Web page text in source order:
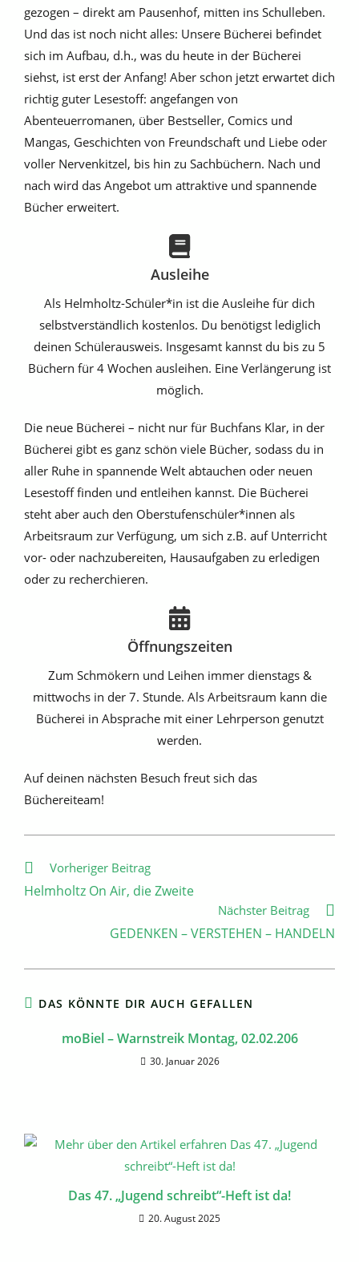
gezogen – direkt am Pausenhof, mitten ins Schulleben.
Und das ist noch nicht alles: Unsere Bücherei befindet
sich im Aufbau, d.h., was du heute in der Bücherei
siehst, ist erst der Anfang! Aber schon jetzt erwartet dich
richtig guter Lesestoff: angefangen von
Abenteuerromanen, über Bestseller, Comics und
Mangas, Geschichten von Freundschaft und Liebe oder
voller Nervenkitzel, bis hin zu Sachbüchern. Nach und
nach wird das Angebot um attraktive und spannende
Bücher erweitert.
Ausleihe
Als Helmholtz-Schüler*in ist die Ausleihe für dich
selbstverständlich kostenlos. Du benötigst lediglich
deinen Schülerausweis. Insgesamt kannst du bis zu 5
Büchern für 4 Wochen ausleihen. Eine Verlängerung ist
möglich.
Die neue Bücherei – nicht nur für Buchfans Klar, in der
Bücherei gibt es ganz schön viele Bücher, sodass du in
aller Ruhe in spannende Welt abtauchen oder neuen
Lesestoff finden und entleihen kannst. Die Bücherei
steht aber auch den Oberstufenschüler*innen als
Arbeitsraum zur Verfügung, um sich z.B. auf Unterricht
vor- oder nachzubereiten, Hausaufgaben zu erledigen
oder zu recherchieren.
Öffnungszeiten
Zum Schmökern und Leihen immer dienstags &
mittwochs in der 7. Stunde. Als Arbeitsraum kann die
Bücherei in Absprache mit einer Lehrperson genutzt
werden.
Auf deinen nächsten Besuch freut sich das
Büchereiteam!
Weitere
Artikel
ansehen
Vorheriger Beitrag
Helmholtz On Air, die Zweite
Nächster Beitrag
GEDENKEN – VERSTEHEN – HANDELN
DAS KÖNNTE DIR AUCH GEFALLEN
moBiel – Warnstreik Montag, 02.02.206
30. Januar 2026
Das 47. „Jugend schreibt“-Heft ist da!
20. August 2025